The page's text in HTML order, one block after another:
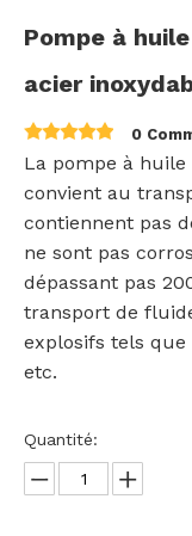
Pompe à
acier
0
La pompe à huile
convient au
contiennent pas
ne sont pas
dépassant pas
transport de
explosifs tels que
etc.
Quantité: